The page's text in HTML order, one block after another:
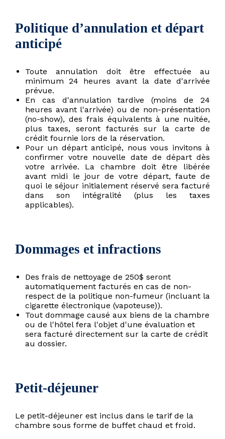
Politique d’annulation et départ
anticipé
Toute annulation doit être effectuée au
minimum 24 heures avant la date d'arrivée
prévue.
En cas d'annulation tardive (moins de 24
heures avant l'arrivée) ou de non-présentation
(no-show), des frais équivalents à une nuitée,
plus taxes, seront facturés sur la carte de
crédit fournie lors de la réservation.
Pour un départ anticipé, nous vous invitons à
confirmer votre nouvelle date de départ dès
votre arrivée. La chambre doit être libérée
avant midi le jour de votre départ, faute de
quoi le séjour initialement réservé sera facturé
dans son intégralité (plus les taxes
applicables).
Dommages et infractions
Des frais de nettoyage de 250$ seront
automatiquement facturés en cas de non-
respect de la politique non-fumeur (incluant la
cigarette électronique (vapoteuse)).
Tout dommage causé aux biens de la chambre
ou de l'hôtel fera l'objet d'une évaluation et
sera facturé directement sur la carte de crédit
au dossier.
Petit-déjeuner
Le petit-déjeuner est inclus dans le tarif de la
chambre sous forme de buffet chaud et froid.